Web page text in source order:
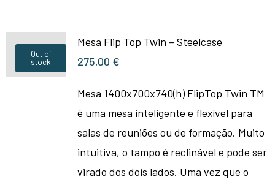
Out of
stock
Mesa Flip Top Twin – Steelcase
275,00 €
Mesa 1400x700x740(h) FlipTop Twin TM
é uma mesa inteligente e flexível para
salas de reuniões ou de formação. Muito
intuitiva, o tampo é reclinável e pode ser
virado dos dois lados. Uma vez que o